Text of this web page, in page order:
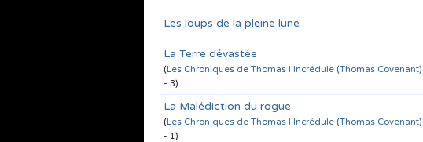
Les loups de la pleine lune
La Terre dévastée
(Les Chroniques de Thomas l'Incrédule (Thomas Covenant)
- 3)
La Malédiction du rogue
(Les Chroniques de Thomas l'Incrédule (Thomas Covenant)
- 1)